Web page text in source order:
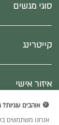
סוגי מגשים
קייטרינג
איזור אישי
🍪 אוהבים עוגיות?